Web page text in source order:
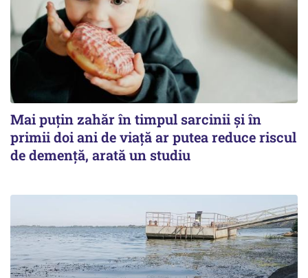
Mai puțin zahăr în timpul sarcinii și în
primii doi ani de viață ar putea reduce riscul
de demență, arată un studiu